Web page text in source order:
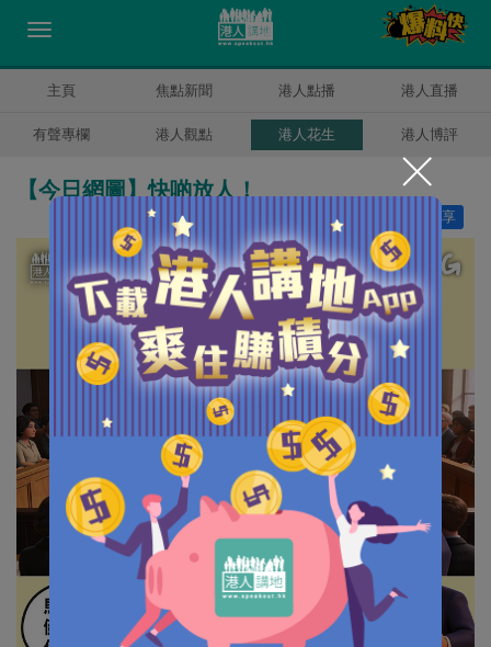
主頁 焦點新聞 港人點播 港人直播
有聲專欄 港人觀點 港人花生 港人博評
【今日網圖】快啲放人！
分享